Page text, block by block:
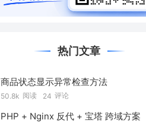
热门文章
商品状态显示异常检查方法
50.8k 阅读 24 评论
PHP + Nginx 反代 + 宝塔 跨域方案